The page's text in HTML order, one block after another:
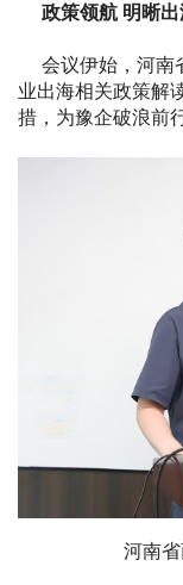
政策领航 明晰出
会议伊始，河南
业出海相关政策解
措，为豫企破浪前
河南